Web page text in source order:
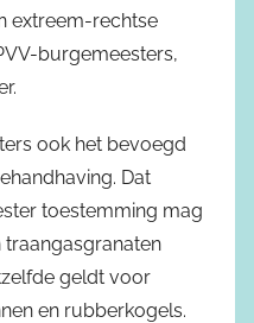
extreem-rechtse
burgemeesters,
ook het bevoegd
Dat
toestemming mag
geldt voor
en rubberkogels.